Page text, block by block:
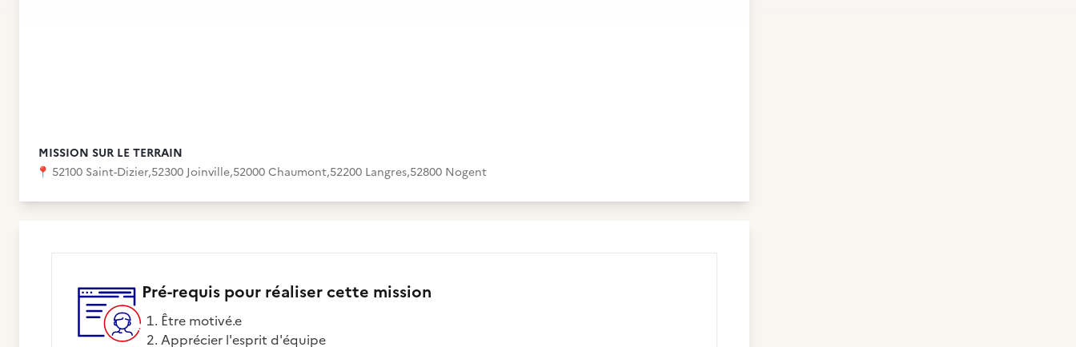
MISSION SUR LE TERRAIN
📍 52100 Saint-Dizier,52300 Joinville,52000 Chaumont,52200 Langres,52800 Nogent
Pré-requis pour réaliser cette mission
Être motivé.e
Apprécier l'esprit d'équipe